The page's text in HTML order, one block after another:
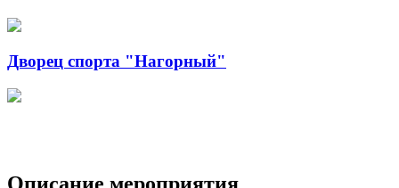
Дворец спорта "Нагорный"